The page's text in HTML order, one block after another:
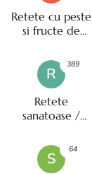
Retete cu peste
si fructe de
R
Retete
sanatoase /
389
S
64